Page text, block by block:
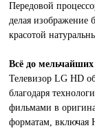
Передовой
делая изображение
красотой
Всё до мельчайших
Телевизор LG HD
благодаря
фильмами в
форматам, включая